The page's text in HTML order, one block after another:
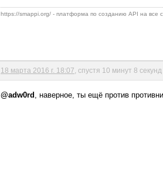
https://smappi.org/ - платформа по созданию API на все
18 марта 2016 г. 18:07 , спустя 10 минут 8 секунд
@adw0rd , наверное, ты ещё против